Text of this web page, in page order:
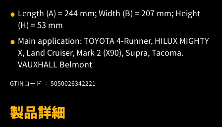
Length (A) = 244 mm; Width (B) = 207 mm; Height
(H) = 53 mm
Main application: TOYOTA 4-Runner, HILUX MIGHTY
X, Land Cruiser, Mark 2 (X90), Supra, Tacoma.
VAUXHALL Belmont
GTINコード ： 5050026342221
製品詳細